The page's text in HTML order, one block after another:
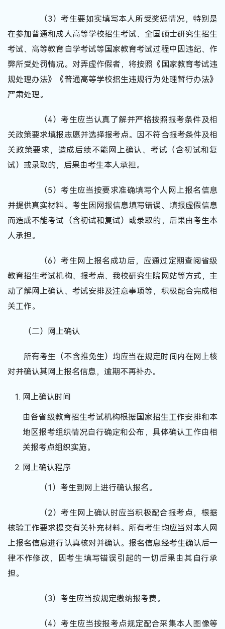
（3）考生要如实填写本人所受奖惩情况，特别是
在参加普通和成人高等学校招生考试、全国硕士研究生招生
考试、高等教育自学考试等国家教育考试过程中因违纪、作
弊所受处罚情况。对弄虚作假者，将按照《国家教育考试违
规处理办法》《普通高等学校招生违规行为处理暂行办法》
严肃处理。
（4）考生应当认真了解并严格按照报考条件及相
关政策要求填报志愿并选择报考点。因不符合报考条件及相
关政策要求，造成后续不能网上确认、考试（含初试和复
试）或录取的，后果由考生本人承担。
（5）考生应当按要求准确填写个人网上报名信息
并提供真实材料。考生因网报信息填写错误、填报虚假信息
而造成不能考试（含初试和复试）或录取的，后果由考生本
人承担。
（6）考生网上报名成功后，应通过定期查阅省级
教育招生考试机构、报考点、我校研究生院网站等方式，主
动了解网上确认、考试安排及注意事项等，积极配合完成相
关工作。
（二）网上确认
所有考生（不含推免生）均应当在规定时间内在网上核
对并确认其网上报名信息，逾期不再补办。
网上确认时间
由各省级教育招生考试机构根据国家招生工作安排和本
地区报考组织情况自行确定和公布，具体确认工作由相
关报考点组织实施。
网上确认程序
（1）考生到网上进行确认报名。
（2）考生网上确认时应当积极配合报考点，根据
核验工作要求提交有关补充材料。所有考生均应当对本人网
上报名信息进行认真核对并确认。报名信息经考生确认后一
律不作修改，因考生填写错误引起的一切后果由其自行承
担。
（3）考生应当按规定缴纳报考费。
（4）考生应当按报考点规定配合采集本人图像等